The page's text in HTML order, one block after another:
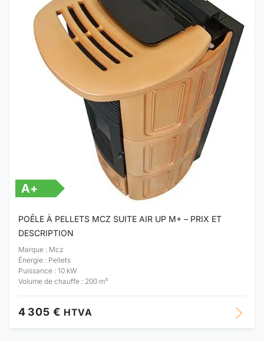
A+
POÊLE À PELLETS MCZ SUITE AIR UP M+ – PRIX ET
DESCRIPTION
Marque : Mcz
Énergie : Pellets
Puissance : 10 kW
Volume de chauffe : 200 m³
4 305 € HTVA